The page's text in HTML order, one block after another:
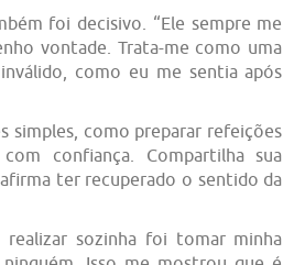
foi decisivo. “Ele sempre me
vontade. Trata-me como uma
como eu me sentia após
simples, como preparar refeições
confiança. Compartilha sua
ter recuperado o sentido da
realizar sozinha foi tomar minha